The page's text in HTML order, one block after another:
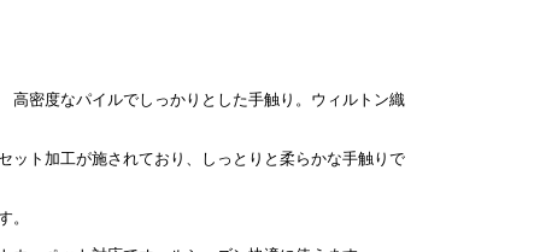
高密度なパイルでしっかりとした手触り。ウィルトン織
ット加工が施されており、しっとりと柔らかな手触りで
。